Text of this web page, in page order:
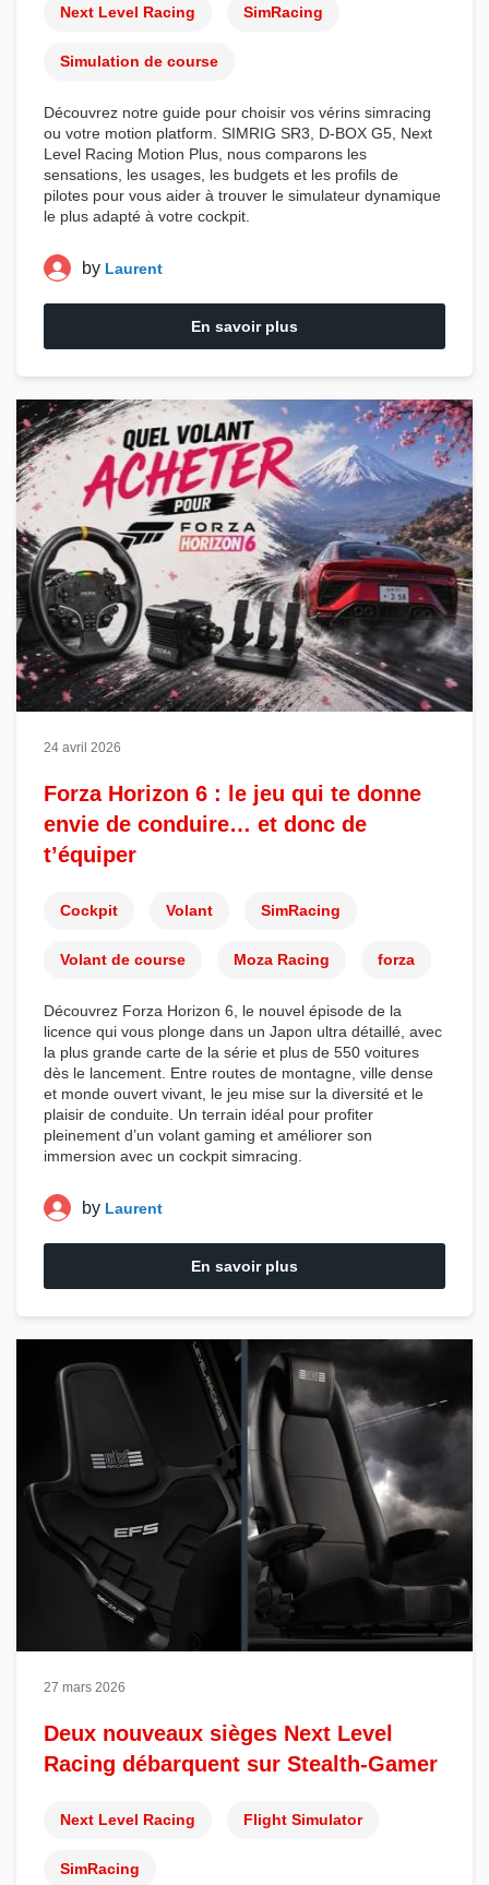
Next Level Racing SimRacing
Simulation de course
Découvrez notre guide pour choisir vos vérins simracing
ou votre motion platform . SIMRIG SR3, D-BOX G5, Next
Level Racing Motion Plus, nous comparons les
sensations, les usages, les budgets et les profils de
pilotes pour vous aider à trouver le simulateur dynamique
le plus adapté à votre cockpit.
by Laurent
En savoir plus
24 avril 2026
Forza Horizon 6 : le jeu qui te donne
envie de conduire… et donc de
t’équiper
Cockpit Volant SimRacing
Volant de course Moza Racing forza
Découvrez Forza Horizon 6 , le nouvel épisode de la
licence qui vous plonge dans un Japon ultra détaillé, avec
la plus grande carte de la série et plus de 550 voitures
dès le lancement. Entre routes de montagne, ville dense
et monde ouvert vivant, le jeu mise sur la diversité et le
plaisir de conduite. Un terrain idéal pour profiter
pleinement d’un volant gaming et améliorer son
immersion avec un cockpit simracing
by Laurent
En savoir plus
27 mars 2026
Deux nouveaux sièges Next Level
Racing débarquent sur Stealth-Gamer
Next Level Racing Flight Simulator
SimRacing